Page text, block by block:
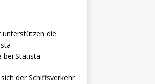
bei Statista